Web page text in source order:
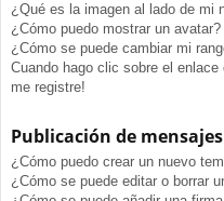
¿Qué es la imagen al lado de mi
¿Cómo puedo mostrar un avatar?
¿Cómo se puede cambiar mi
Cuando hago clic sobre el
me registre!
Publicación de mensajes
¿Cómo puedo crear un nuevo
¿Cómo se puede editar o borrar